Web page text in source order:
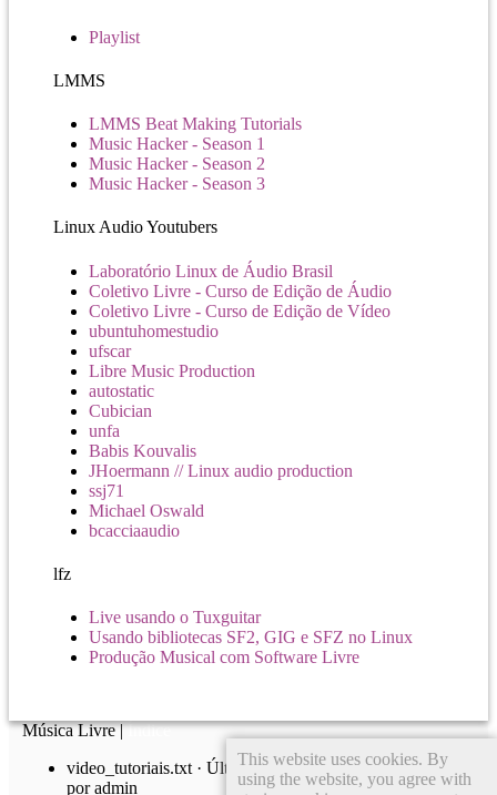
Playlist
LMMS
LMMS Beat Making Tutorials
Music Hacker - Season 1
Music Hacker - Season 2
Music Hacker - Season 3
Linux Audio Youtubers
Laboratório Linux de Áudio Brasil
Coletivo Livre - Curso de Edição de Áudio
Coletivo Livre - Curso de Edição de Vídeo
ubuntuhomestudio
ufscar
Libre Music Production
autostatic
Cubician
unfa
Babis Kouvalis
JHoermann // Linux audio production
ssj71
Michael Oswald
bcacciaaudio
lfz
Live usando o Tuxguitar
Usando bibliotecas SF2, GIG e SFZ no Linux
Produção Musical com Software Livre
This website uses cookies. By
using the website, you agree with
Música Livre |Índice
video_tutoriais.txt · Última modificação: 16/10/2019 02:12
poradmin